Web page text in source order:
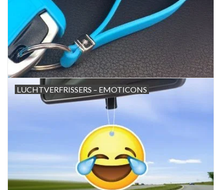
LUCHTVERFRISSERS – EMOTICONS